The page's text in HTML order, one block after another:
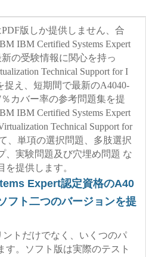
版しか提供しません、合
IBM Certified Systems Expert
の受験情報に関心を持っ
Technical Support for I
捉え、短期間で最新のA4040-
カバー率の参考問題集を提
IBM Certified Systems Expert
Technical Support for
、単項の選択問題、多肢選択
、実験問題及び穴埋め問題 な
を提供します。
Expert認定資格のA40
フト二つのバージョンを提
ントだけでなく、いくつのパ
す。ソフト版は実際のテスト